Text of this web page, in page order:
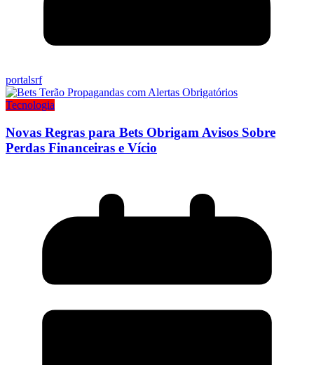
portalsrf
Tecnologia
Novas Regras para Bets Obrigam Avisos Sobre
Perdas Financeiras e Vício